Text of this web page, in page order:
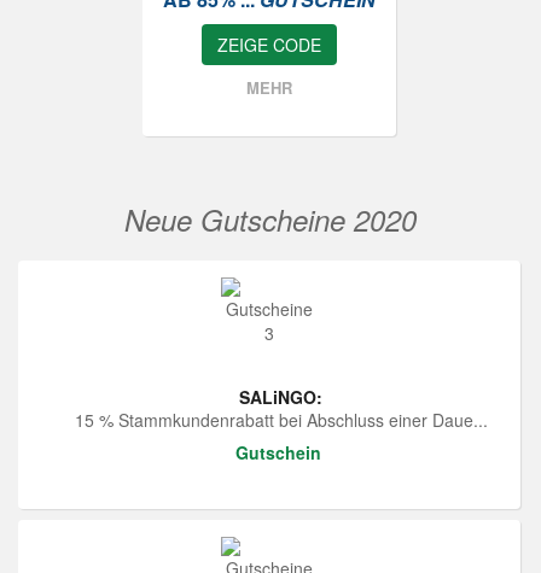
ZEIGE CODE
MEHR
Neue Gutscheine 2020
SALiNGO:
15 % Stammkundenrabatt bei Abschluss einer Daue...
Gutschein